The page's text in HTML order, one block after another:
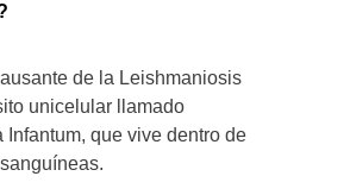
de la Leishmaniosis
unicelular llamado
Infantum, que vive dentro de